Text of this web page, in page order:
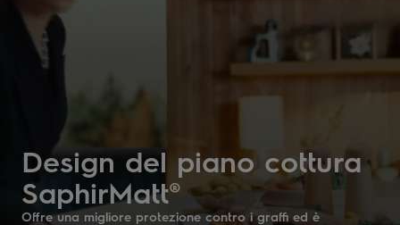
Design del piano cottura
SaphirMatt®
Offre una migliore protezione contro i graffi ed è